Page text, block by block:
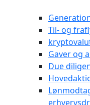
Til- og
Gaver og
Due